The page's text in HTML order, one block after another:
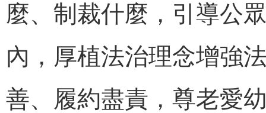
麼、制裁什麼，引導公
內，厚植法治理念增強
善、履約盡責，尊老愛